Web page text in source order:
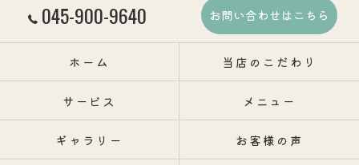
045-900-9640 お問い合わせはこちら
ホーム 当店のこだわり
サービス メニュー
ギャラリー お客様の声